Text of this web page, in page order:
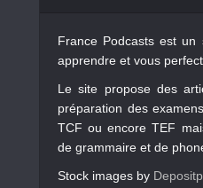
France Podcasts est
apprendre et vous
Le site propose des
préparation des
TCF ou encore TEF
de grammaire et de
Stock images by